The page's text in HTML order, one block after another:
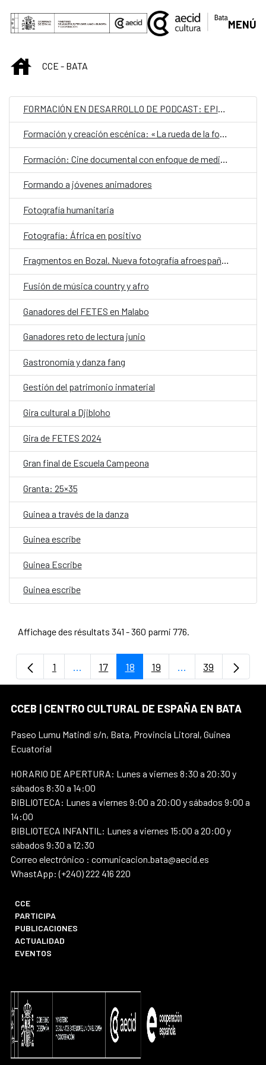
Saut au contenu principal
MENÚ
INICIOCCE - BATA
Formación y creación escénica: «La rueda de la fortuna»
Formando a jóvenes animadores
Fotografía humanitaria
Fotografía: África en positivo
Fragmentos en Bozal. Nueva fotografía afroespañola
Fusión de música country y afro
Ganadores del FETES en Malabo
Ganadores reto de lectura junio
Gastronomía y danza fang
Gestión del patrimonio inmaterial
Gira cultural a Djibloho
Gira de FETES 2024
Gran final de Escuela Campeona
Granta: 25×35
Guinea a través de la danza
Guinea escribe
Guinea Escribe
Guinea escribe
Affichage des résultats 341 - 360 parmi 776.
Page
1 ...Pages intermédiaires Utilisez TAB pour
Page
17 Page
18 Page
19 ...PagesPage
39
CCEB | CENTRO CULTURAL DE ESPAÑA EN BATA
Paseo Lumu Matindi s/n, Bata, Provincia Litoral, Guinea
Ecuatorial
HORARIO DE APERTURA: Lunes a viernes 8:30 a 20:30 y
sábados 8:30 a 14:00
BIBLIOTECA: Lunes a viernes 9:00 a 20:00 y sábados 9:00 a
14:00
BIBLIOTECA INFANTIL: Lunes a viernes 15:00 a 20:00 y
sábados 9:30 a 12:30
Correo electrónico : comunicacion.bata@aecid.es
WhastApp: (+240) 222 416 220
CCE
PARTICIPA
PUBLICACIONES
ACTUALIDAD
EVENTOS